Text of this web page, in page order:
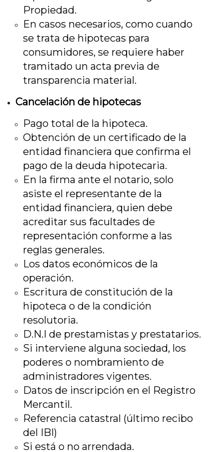
Propiedad.
En casos necesarios, como cuando
se trata de hipotecas para
consumidores, se requiere haber
tramitado un acta previa de
transparencia material.
Cancelación de hipotecas
Pago total de la hipoteca.
Obtención de un certificado de la
entidad financiera que confirma el
pago de la deuda hipotecaria.
En la firma ante el notario, solo
asiste el representante de la
entidad financiera, quien debe
acreditar sus facultades de
representación conforme a las
reglas generales.
Los datos económicos de la
operación.
Escritura de constitución de la
hipoteca o de la condición
resolutoria.
D.N.I de prestamistas y prestatarios.
Si interviene alguna sociedad, los
poderes o nombramiento de
administradores vigentes.
Datos de inscripción en el Registro
Mercantil.
Referencia catastral (último recibo
del IBI)
Si está o no arrendada.